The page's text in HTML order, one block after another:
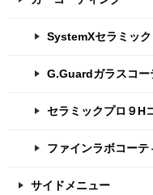
SystemXセラミッ
G.Guardガラスコー
セラミックプロ９H
ファインラボコーテ
サイドメニュー